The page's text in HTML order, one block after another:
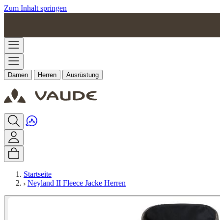
Zum Inhalt springen
Damen Herren Ausrüstung
Startseite
Neyland II Fleece Jacke Herren